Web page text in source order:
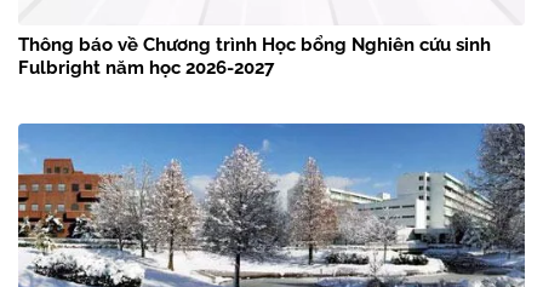
Thông báo về Chương trình Học bổng Nghiên cứu sinh
Fulbright năm học 2026-2027